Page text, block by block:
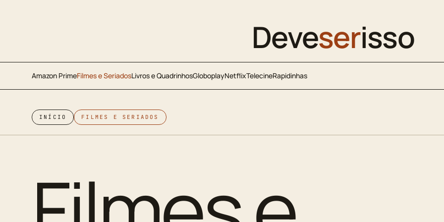
Deveserisso
Amazon PrimeFilmes e SeriadosLivros e QuadrinhosGloboplayNetflixTelecineRapidinhas
INÍCIO FILMES E SERIADOS